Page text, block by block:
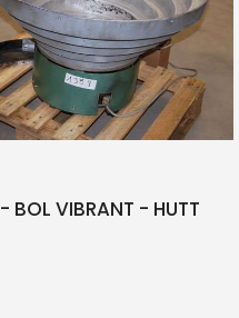
- BOL VIBRANT - HUTT